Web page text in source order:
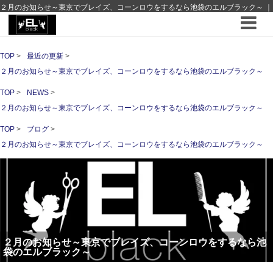
２月のお知らせ～東京でブレイズ、コーンロウをするなら池袋のエルブラック～ ｜
最近の更新 ｜hair Design EL-black - 池袋 - エルブラック - コーンロウブレイズの専
門店
TOP
最近の更新
２月のお知らせ～東京でブレイズ、コーンロウをするなら池袋のエルブラック～
TOP
NEWS
２月のお知らせ～東京でブレイズ、コーンロウをするなら池袋のエルブラック～
TOP
ブログ
２月のお知らせ～東京でブレイズ、コーンロウをするなら池袋のエルブラック～
２月のお知らせ～東京でブレイズ、コーンロウをするなら池
袋のエルブラック～